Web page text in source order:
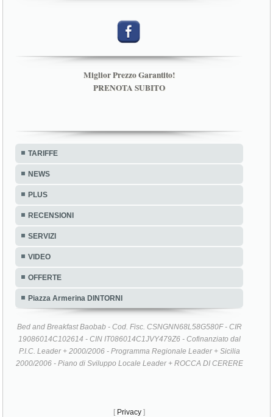
Miglior Prezzo Garantito!
PRENOTA SUBITO
TARIFFE
NEWS
PLUS
RECENSIONI
SERVIZI
VIDEO
OFFERTE
Piazza Armerina DINTORNI
Bed and Breakfast Baobab - Cod. Fisc. CSNGNN68L58G580F - CIR
19086014C102614 - CIN IT086014C1JVY479Z6 - Cofinanziato dal
P.I.C. Leader + 2000/2006 - Programma Regionale Leader + Sicilia
2000/2006 - Piano di Sviluppo Locale Leader + ROCCA DI CERERE
[ Privacy ]